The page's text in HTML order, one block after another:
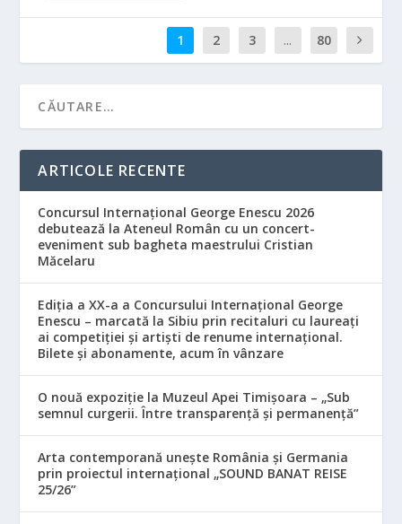
1 2 3 ... 80
ARTICOLE RECENTE
Concursul Internațional George Enescu 2026
debutează la Ateneul Român cu un concert-
eveniment sub bagheta maestrului Cristian
Măcelaru
Ediția a XX-a a Concursului Internațional George
Enescu – marcată la Sibiu prin recitaluri cu laureați
ai competiției și artiști de renume internațional.
Bilete și abonamente, acum în vânzare
O nouă expoziție la Muzeul Apei Timișoara – „Sub
semnul curgerii. Între transparență și permanență”
Arta contemporană unește România și Germania
prin proiectul internațional „SOUND BANAT REISE
25/26”